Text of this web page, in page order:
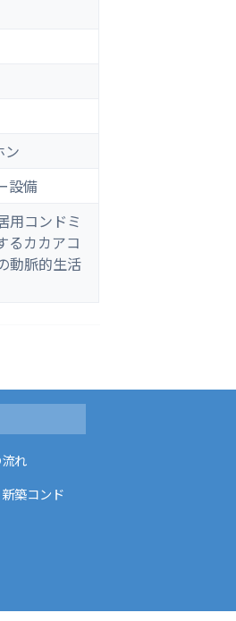
ン
設備
用コンドミ
るカカアコ
動脈的生活
れ
築コンド